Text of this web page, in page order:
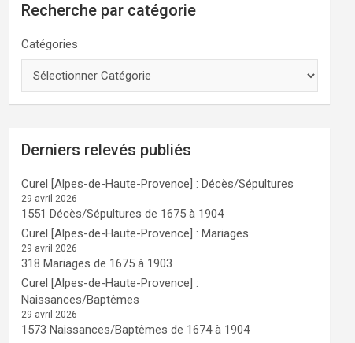
Recherche par catégorie
Catégories
Derniers relevés publiés
Curel [Alpes-de-Haute-Provence] : Décès/Sépultures
29 avril 2026
1551 Décès/Sépultures de 1675 à 1904
Curel [Alpes-de-Haute-Provence] : Mariages
29 avril 2026
318 Mariages de 1675 à 1903
Curel [Alpes-de-Haute-Provence] :
Naissances/Baptêmes
29 avril 2026
1573 Naissances/Baptêmes de 1674 à 1904